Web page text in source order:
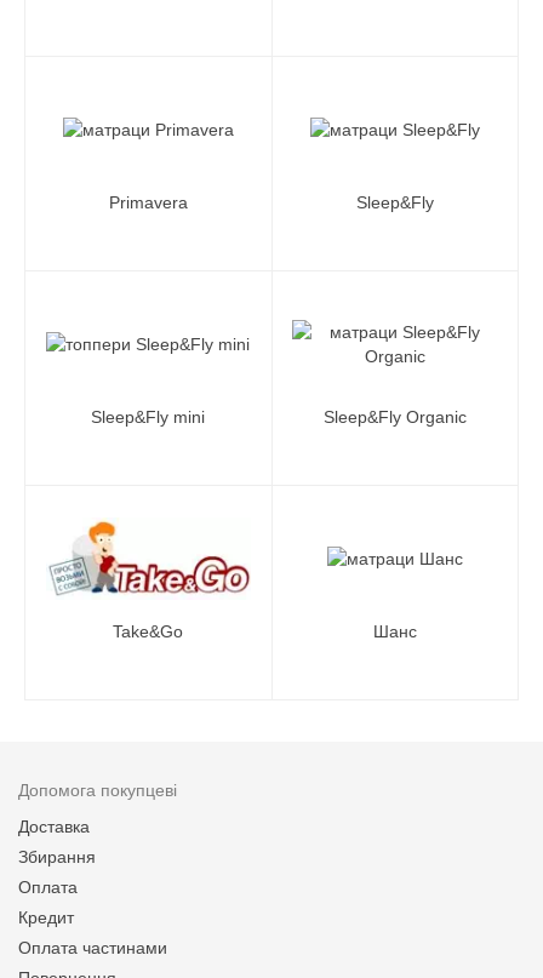
Primavera Sleep&Fly
Sleep&Fly mini Sleep&Fly Organic
Take&Go Шанс
Допомога покупцеві
Доставка
Збирання
Оплата
Кредит
Оплата частинами